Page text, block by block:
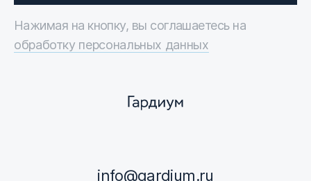
Нажимая на кнопку, вы соглашаетесь на
обработку персональных данных
info@gardium.ru